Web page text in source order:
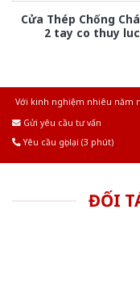
Cửa Thép Chống
2 tay co thuy luc
Với kinh nghiệm nhiêu năm
Gửi yêu cầu tư vấn
Yêu cầu gọi lại (3 phút)
ĐỐI